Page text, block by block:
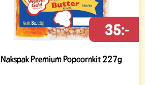
Nakspak Premium Popcornkit 227g
35:-